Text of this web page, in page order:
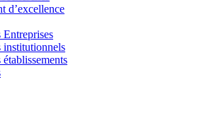
d’excellence
Entreprises
institutionnels
établissements